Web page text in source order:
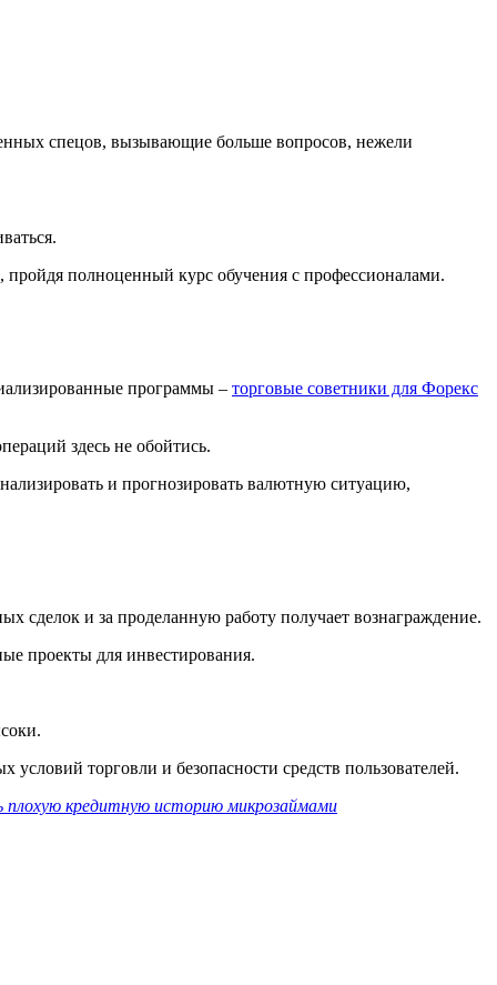
спецов, вызывающие больше вопросов, нежели
пройдя полноценный курс обучения с профессионалами.
программы – торговые советники для Форекс
здесь не обойтись.
и прогнозировать валютную ситуацию,
сделок и за проделанную работу получает вознаграждение.
проекты для инвестирования.
торговли и безопасности средств пользователей.
плохую кредитную историю микрозаймами